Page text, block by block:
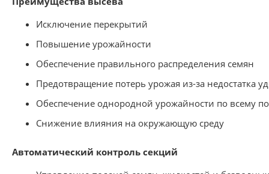
Исключение перекрытий
Повышение урожайности
Обеспечение правильного распределения семян
Предотвращение потерь урожая из-за недостатка
Обеспечение однородной урожайности по всему
Снижение влияния на окружающую среду
Автоматический контроль секций